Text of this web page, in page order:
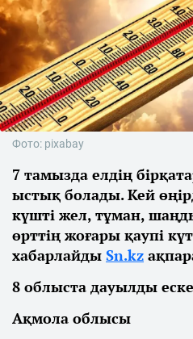
Фото: pixabay
7 тамызда елдің
ыстық болады. Кей
күшті жел, тұман,
өрттің жоғары қаупі
хабарлайды Sn.kz
8 облыста дауылды
Ақмола облысы